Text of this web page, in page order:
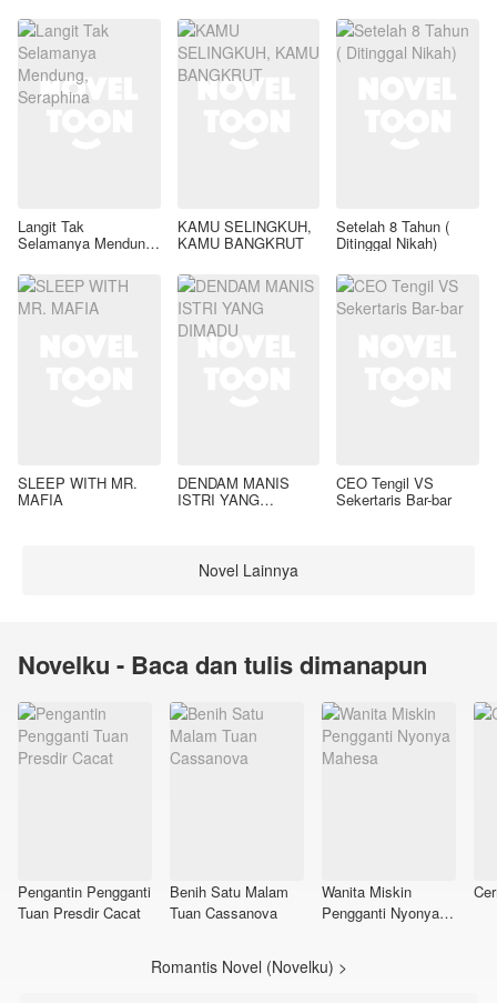
Langit Tak
Selamanya Mendung,
KAMU SELINGKUH,
KAMU BANGKRUT
Setelah 8 Tahun (
Ditinggal Nikah)
SLEEP WITH MR.
MAFIA
DENDAM MANIS
ISTRI YANG
CEO Tengil VS
Sekertaris Bar-bar
Novel Lainnya
Novelku - Baca dan tulis dimanapun
Pengantin Pengganti
Tuan Presdir Cacat
Benih Satu Malam
Tuan Cassanova
Wanita Miskin
Pengganti Nyonya
Romantis Novel (Novelku) >